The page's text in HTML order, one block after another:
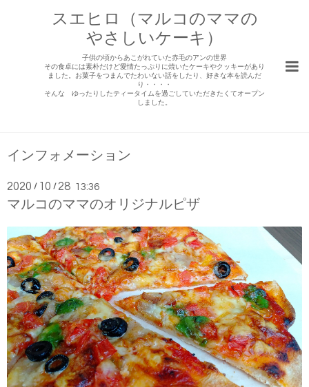
スエヒロ（マルコのママの
やさしいケーキ）
子供の頃からあこがれていた赤毛のアンの世界
その食卓には素朴だけど愛情たっぷりに焼いたケーキやクッキーがあり
ました。お菓子をつまんでたわいない話をしたり、好きな本を読んだ
り・・・・
そんな ゆったりしたティータイムを過ごしていただきたくてオープン
しました。
インフォメーション
2020 / 10 / 28 13:36
マルコのママのオリジナルピザ